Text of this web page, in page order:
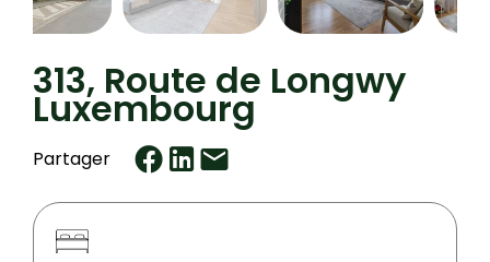
313, Route de Longwy
Luxembourg
Partager